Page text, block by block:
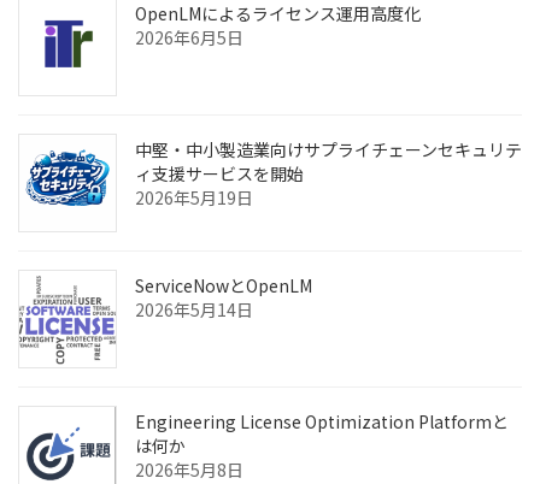
OpenLMによるライセンス運用高度化
2026年6月5日
中堅・中小製造業向けサプライチェーンセキュリテ
ィ支援サービスを開始
2026年5月19日
ServiceNowとOpenLM
2026年5月14日
Engineering License Optimization Platformと
は何か
2026年5月8日